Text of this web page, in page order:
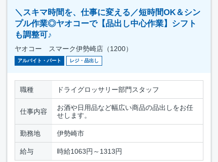
＼スキマ時間を、仕事に変える／短時間OK＆シン
プル作業◎ヤオコーで【品出し中心作業】シフト
も調整可♪
ヤオコー スマーク伊勢崎店（1200）
アルバイト・パート レジ・品出し
職種 ドライグロッサリー部門スタッフ
仕事内容
お酒や日用品など幅広い商品の品出しをお任
せします。
勤務地 伊勢崎市
給与 時給1063円～1313円